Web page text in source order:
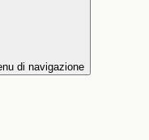
di navigazione